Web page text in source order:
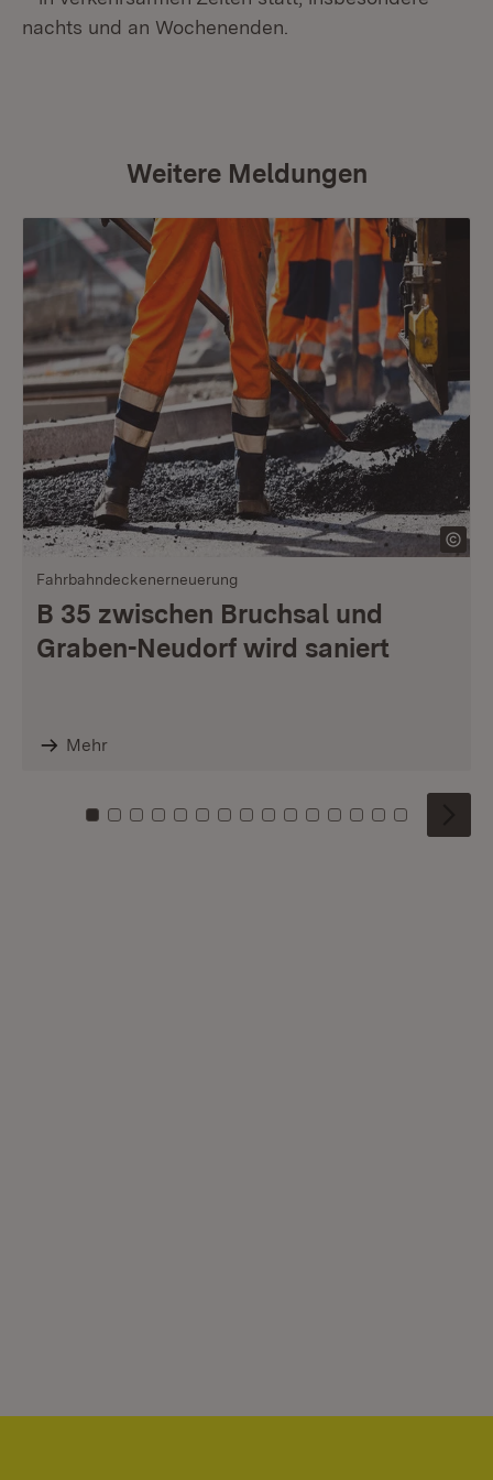
nachts und an Wochenenden.
Weitere Meldungen
Fahrbahndeckenerneuerung
B 35 zwischen Bruchsal und
Graben-Neudorf wird saniert
Mehr
Zu Kachel: 0
Zu Kachel: 1
Zu Kachel: 2
Zu Kachel: 3
Zu Kachel: 4
Zu Kachel: 5
Zu Kachel: 6
Zu Kachel: 7
Zu Kachel: 8
Zu Kachel: 9
Zu Kachel: 10
Zu Kachel: 11
Zu Kachel: 12
Zu Kachel:
Zu